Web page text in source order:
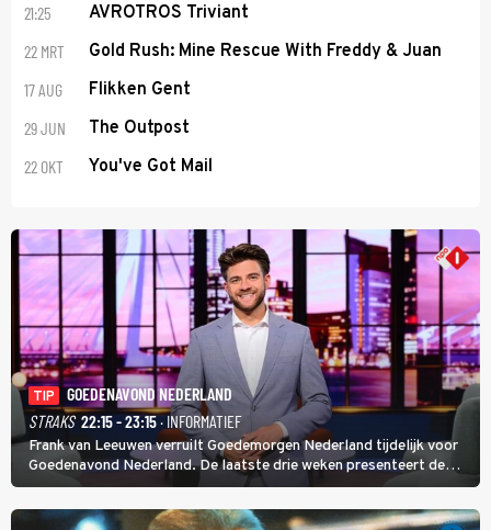
21:25 AVROTROS Triviant
22 MRT Gold Rush: Mine Rescue With Freddy & Juan
17 AUG Flikken Gent
29 JUN The Outpost
22 OKT You've Got Mail
TIP
GOEDENAVOND NEDERLAND
STRAKS 22:15 - 23:15· INFORMATIEF
Frank van Leeuwen verruilt Goedemorgen Nederland tijdelijk voor
Goedenavond Nederland. De laatste drie weken presenteert de
journalist en De Slimste Mens-winnaar deze avondtalkshow om en
om met Sam Hagens, die er al vanaf het begin bij is.